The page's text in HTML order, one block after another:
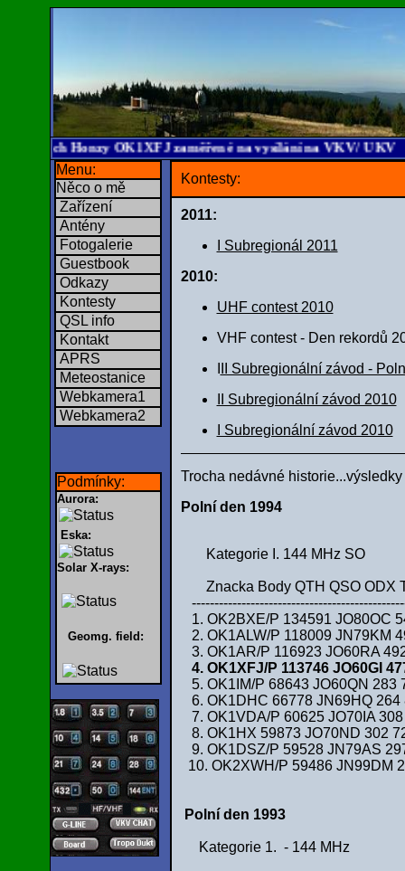
Honzy OK1XFJ zaměřené na vysílání na VKV/ UKV
Menu:
Něco o mě
Zařízení
Antény
Fotogalerie
Guestbook
Odkazy
Kontesty
QSL info
Kontakt
APRS
Meteostanice
Webkamera1
Webkamera2
Podmínky:
Aurora:
Eska:
Solar X-rays:
Geomg. field:
Kontesty:
2011:
I Subregionál 2011
2010:
UHF contest 2010
VHF contest - Den rekordů
II Subregionální závod -
II Subregionální závod 2010
I Subregionální závod 2010
Trocha nedávné
Polní den 1994
Kategorie I. 144 MHz SO
Znacka Body QTH QSO ODX
1. OK2BXE/P 134591 JO80OC
2. OK1ALW/P 118009 JN79KM
3. OK1AR/P 116923 JO60RA
4. OK1XFJ/P 113746 JO60GI
5. OK1IM/P 68643 JO60QN 283
6. OK1DHC 66778 JN69HQ 264
7. OK1VDA/P 60625 JO70IA
8. OK1HX 59873 JO70ND 302
9. OK1DSZ/P 59528 JN79AS
10. OK2XWH/P 59486 JN99DM
Polní den 1993
Kategorie 1. - 144 MHz